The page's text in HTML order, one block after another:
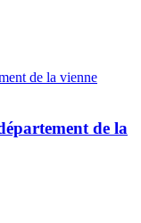
de la